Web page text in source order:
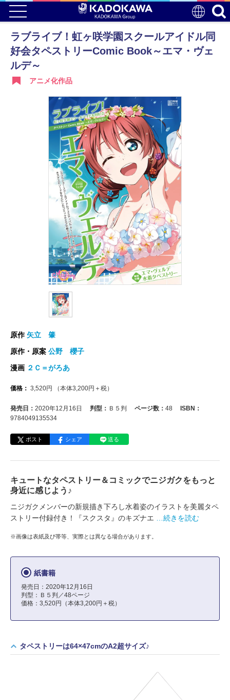
ラブライブ！虹ヶ咲学園スクールアイドル同
好会タペストリーComic Book～エマ・ヴェ
ルデ～
アニメ化作品
原作矢立 肇
原作・原案 公野 櫻子
漫画 ２Ｃ＝がろあ
価格： 3,520円 （本体3,200円＋税）
発売日： 2020年12月16日 判型： Ｂ５判 ページ数： 48
ISBN：
9784049135534
ポスト シェア 送る
キュートなタペストリー＆コミックでニジガクをもっと
身近に感じよう♪
ニジガクメンバーの新規描き下ろし水着姿のイラストを美麗タペ
ストリー付録付き！『スクスタ』のキズナエ
…続きを読む
※画像は表紙及び帯等、実際とは異なる場合があります。
紙書籍
発売日：2020年12月16日
判型：Ｂ５判／48ページ
価格：3,520円（本体3,200円＋税）
タペストリーは64×47cmのA2超サイズ♪